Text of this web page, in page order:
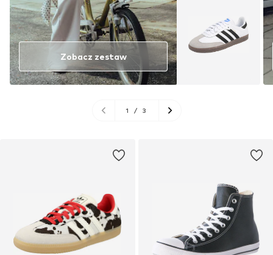
Zobacz zestaw
1 / 3